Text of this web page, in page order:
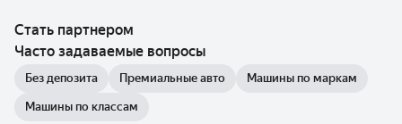
Стать партнером
Часто задаваемые вопросы
Без депозита Премиальные авто Машины по маркам
Машины по классам